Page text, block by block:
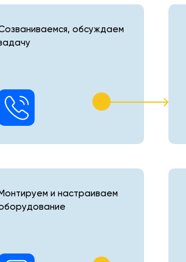
обсуждаем
и настраиваем